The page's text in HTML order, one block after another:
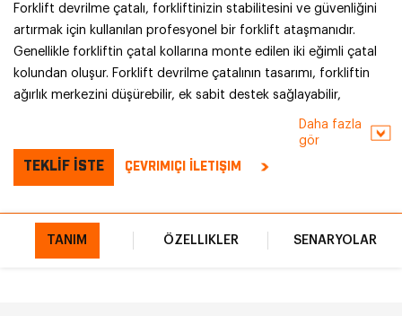
Forklift devrilme çatalı, forkliftinizin stabilitesini ve güvenliğini
artırmak için kullanılan profesyonel bir forklift ataşmanıdır.
Genellikle forkliftin çatal kollarına monte edilen iki eğimli çatal
kolundan oluşur. Forklift devrilme çatalının tasarımı, forkliftin
ağırlık merkezini düşürebilir, ek sabit destek sağlayabilir,
devrilme riskini azaltabilir ve operatörlerin ve kargonun
Daha fazla
gör
TEKLİF İSTE ÇEVRIMIÇI İLETIŞIM
TANIM ÖZELLIKLER SENARYOLAR